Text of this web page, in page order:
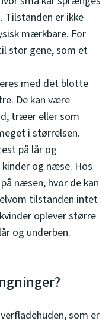
Tilstanden er ikke
mærkbare. For
stor gene, som et
med det blotte
De kan være
træer eller som
i størrelsen.
på lår og
og næse. Hos
næsen, hvor de kan
tilstanden intet
oplever større
og underben.
som er